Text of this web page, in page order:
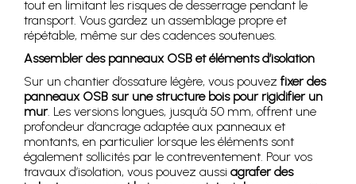
tout en limitant les risques de desserrage pendant le
transport. Vous gardez un assemblage propre et
répétable, même sur des cadences soutenues.
Assembler des panneaux OSB et éléments d’isolation
Sur un chantier d’ossature légère, vous pouvez fixer des
panneaux OSB sur une structure bois pour rigidifier un
mur. Les versions longues, jusqu’à 50 mm, offrent une
profondeur d’ancrage adaptée aux panneaux et
montants, en particulier lorsque les éléments sont
également sollicités par le contreventement. Pour vos
travaux d’isolation, vous pouvez aussi agrafer des